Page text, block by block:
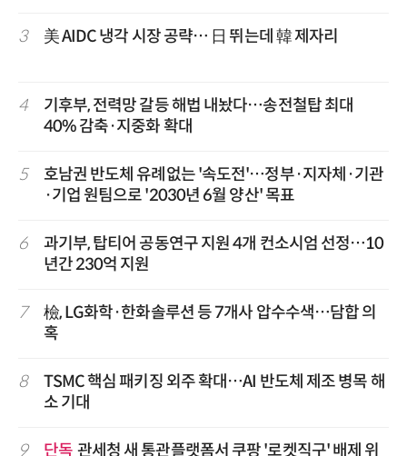
3 美 AIDC 냉각 시장 공략… 日 뛰는데 韓 제자리
4
기후부, 전력망 갈등 해법 내놨다…송전철탑 최대
40% 감축·지중화 확대
5
호남권 반도체 유례없는 '속도전'…정부·지자체·기관
·기업 원팀으로 '2030년 6월 양산' 목표
6
과기부, 탑티어 공동연구 지원 4개 컨소시엄 선정…10
년간 230억 지원
7
檢, LG화학·한화솔루션 등 7개사 압수수색…담합 의
혹
8
TSMC 핵심 패키징 외주 확대…AI 반도체 제조 병목 해
소 기대
9 단독 관세청 새 통관플랫폼서 쿠팡 '로켓직구' 배제 위